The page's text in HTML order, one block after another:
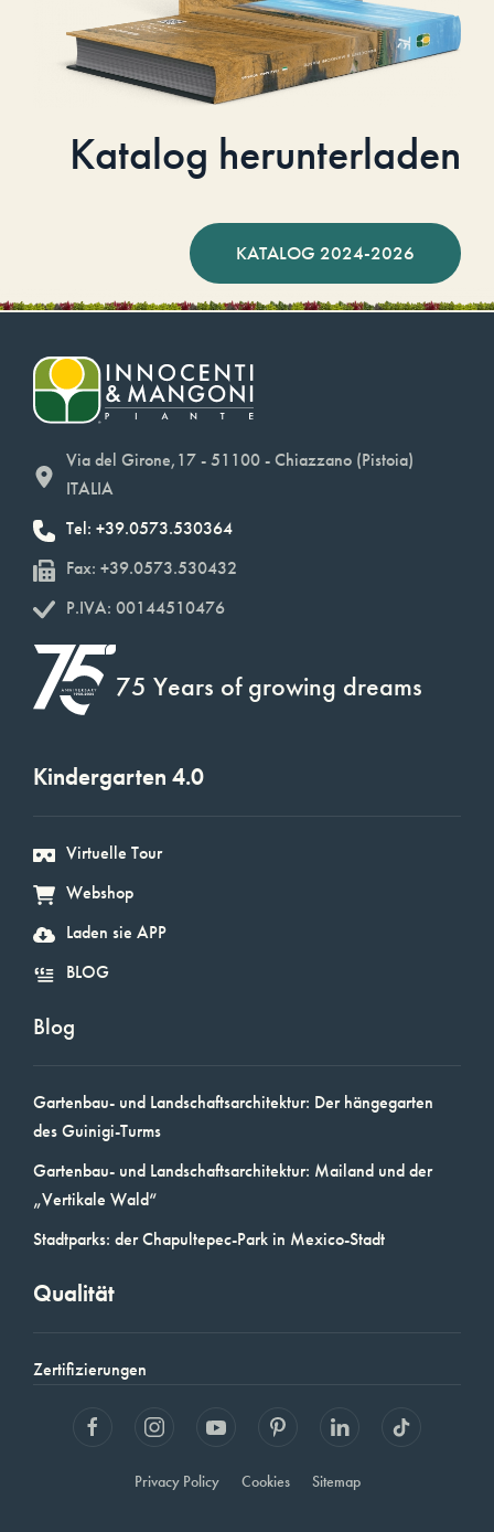
Katalog herunterladen
KATALOG 2024-2026
Via del Girone,17 - 51100 - Chiazzano (Pistoia)
ITALIA
Tel: +39.0573.530364
Fax: +39.0573.530432
P.IVA: 00144510476
75 Years of growing dreams
Kindergarten 4.0
Virtuelle Tour
Webshop
Laden sie APP
BLOG
Blog
Gartenbau- und Landschaftsarchitektur: Der hängegarten
des Guinigi-Turms
Gartenbau- und Landschaftsarchitektur: Mailand und der
„Vertikale Wald“
Stadtparks: der Chapultepec-Park in Mexico-Stadt
Qualität
Zertifizierungen
Privacy Policy Cookies Sitemap